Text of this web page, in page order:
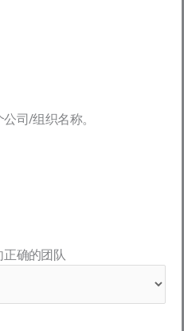
司/组织名称。
确的团队